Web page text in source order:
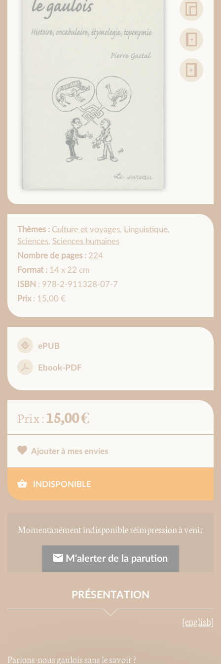
Thèmes : Culture et voyages, Linguistique,
Sciences, Sciences humaines
Nombre de pages : 224
Format : 14 x 22 cm
ISBN : 978-2-911328-07-7
Prix: 15,00 €
ePUB
Ebook-PDF
Prix :15,00 €
Ajouter à mes envies
INDISPONIBLE
Momentanément indisponible réimpression à venir
M'alerter de la parution
PRÉSENTATION
[english]
Parlons-nous gaulois sans le savoir ?